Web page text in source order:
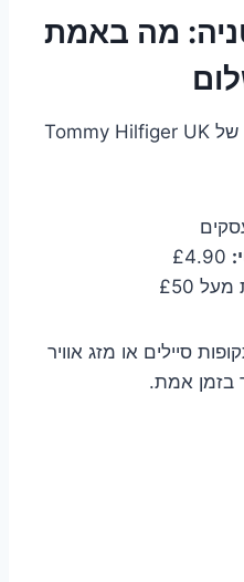
מה באמת
ב‑2026 מדיניות המשלוחים של Tommy Hilfiger UK
£50
סיילים או מזג אוויר
בזמן אמת.